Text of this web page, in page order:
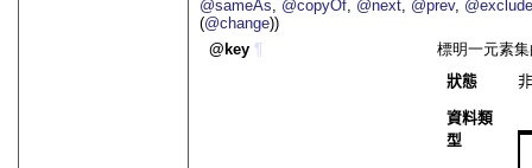
@sameAs
@copyOf @next @prev,
(@change))
key ¶
標明一元素
狀態
資料類
型